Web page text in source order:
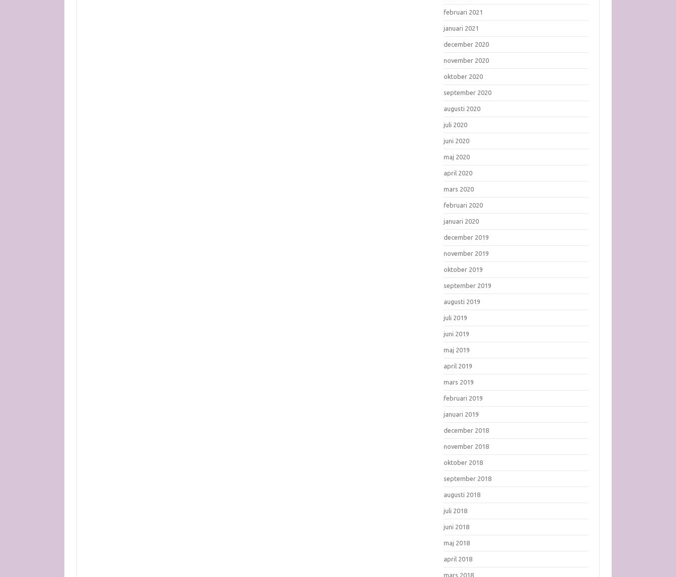
februari 2021
januari 2021
december 2020
november 2020
oktober 2020
september 2020
augusti 2020
juli 2020
juni 2020
maj 2020
april 2020
mars 2020
februari 2020
januari 2020
december 2019
november 2019
oktober 2019
september 2019
augusti 2019
juli 2019
juni 2019
maj 2019
april 2019
mars 2019
februari 2019
januari 2019
december 2018
november 2018
oktober 2018
september 2018
augusti 2018
juli 2018
juni 2018
maj 2018
april 2018
mars 2018